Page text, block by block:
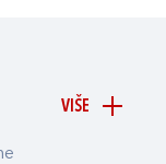
VIŠE